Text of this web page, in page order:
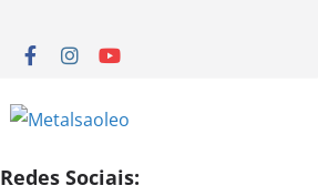
Redes Sociais: